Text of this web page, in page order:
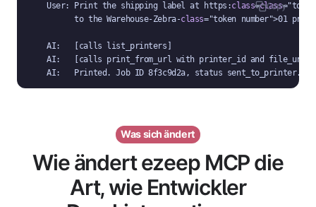
Copy
User: Print the shipping label at https:class=class
      to the Warehouse-Zebra-
class="token number">01
AI:   [calls list_printers]
AI:   [calls print_from_url with printer_id and file_url]
AI:   Printed. Job ID 8f3c9d2a, status sent_to_printer.
Was sich ändert
Wie ändert ezeep MCP die
Art, wie Entwickler